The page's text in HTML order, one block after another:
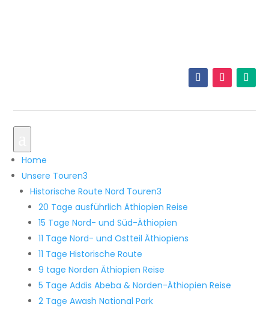
Home
Unsere Touren3
Historische Route Nord Touren3
20 Tage ausführlich Äthiopien Reise
15 Tage Nord- und Süd-Äthiopien
11 Tage Nord- und Ostteil Äthiopiens
11 Tage Historische Route
9 tage Norden Äthiopien Reise
5 Tage Addis Abeba & Norden-Äthiopien Reise
2 Tage Awash National Park